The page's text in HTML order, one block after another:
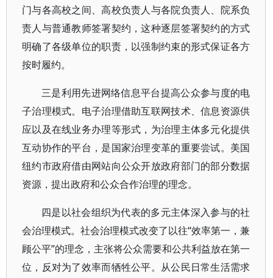
门与各高校之间、高校负责人与各院负责人、院系负
责人与普通教师签署契约，这种逐层签署契约的方式
明确了各级单位的职责，以强制约束的形式保证各方
按时履约。
三是利用先进网络信息平台提高公众参与度的电
子治理模式。电子治理借助互联网技术、信息资源供
应以及在线业务办理等形式，为治理主体多元化提供
互动协作的平台，是国家治理变革的重要尝试。美国
纽约市政府借由网站向公众开放政府部门的部分数据
资源，提出政府和公众合作治理的理念。
四是以社会组织为代表的多元主体深入参与的社
会治理模式。社会治理模式改变了以往“效率第一，兼
顾公平”的理念，主张将公众需要和公共利益放在第一
位，反对为了效率而牺牲公平。从公民日常生活需求